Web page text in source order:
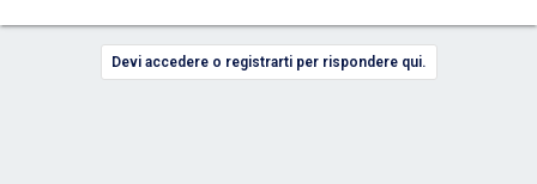
From 07:00 every 12 minutes (5 per hour) until 19:00.
From 19:00 every 15 minutes until midnight. Last bus departs the
airport at 23:37.Devi accedere o registrarti per rispondere qui.